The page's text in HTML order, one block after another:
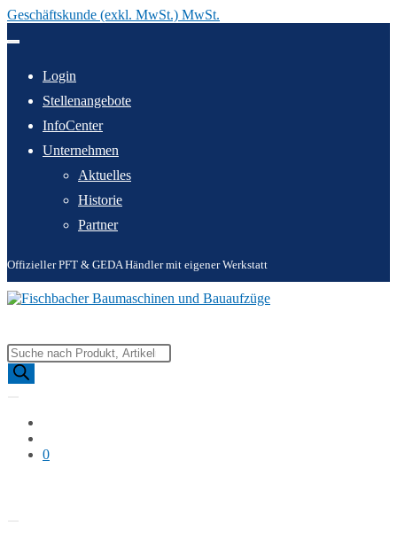
Geschäftskunde (exkl. MwSt.) MwSt.
Inhalt
Login
Stellenangebote
InfoCenter
Unternehmen
Aktuelles
Historie
Partner
Offizieller PFT & GEDA Händler mit eigener Werkstatt
Products
search
0